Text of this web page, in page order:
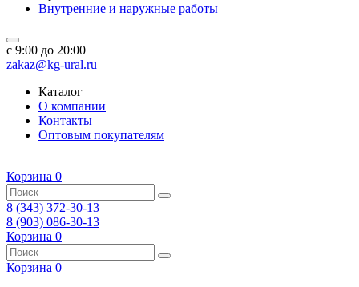
Внутренние и наружные работы
c 9:00 до 20:00
zakaz@kg-ural.ru
Каталог
О компании
Контакты
Оптовым покупателям
Корзина 0
8 (343) 372-30-13
8 (903) 086-30-13
Корзина 0
Корзина 0